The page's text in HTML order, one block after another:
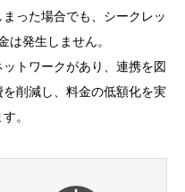
った場合でも、シークレッ
は発生しません。
トワークがあり、連携を図
削減し、料金の低額化を実
。